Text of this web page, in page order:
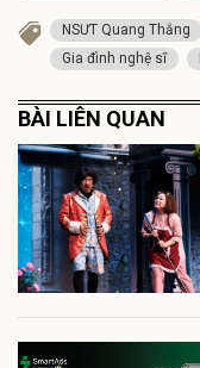
NSƯT Quang Thắng
Gia đình nghệ sĩ
BÀI LIÊN QUAN